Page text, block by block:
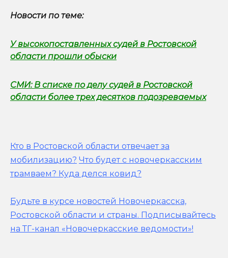
Новости по теме:
У высокопоставленных судей в Ростовской
области прошли обыски
СМИ: В списке по делу судей в Ростовской
области более трех десятков подозреваемых
Кто в Ростовской области отвечает за
мобилизацию? Что будет с новочеркасским
трамваем? Куда делся ковид?
Будьте в курсе новостей Новочеркасска,
Ростовской области и страны. Подписывайтесь
на ТГ-канал «Новочеркасские ведомости»!